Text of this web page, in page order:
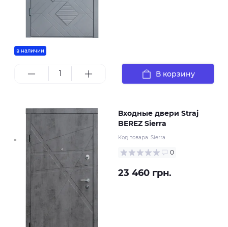
в наличии
В корзину
Входные двери Straj
BEREZ Sierra
Код товара: Sierra
0
23 460 грн.